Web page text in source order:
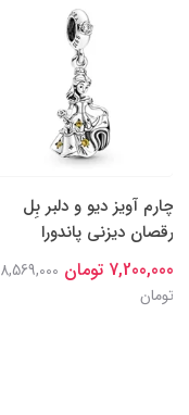
چارم آویز دیو و دلبر بِل
رقصان دیزنی پاندورا
7,200,000 تومان
8,569,000
تومان